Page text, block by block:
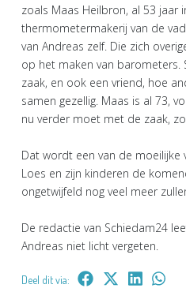
zoals Maas Heilbron, al 53
thermometermakerij van de
van Andreas zelf. Die zich
op het maken van barometers.
zaak, en ook een vriend, hoe
samen gezellig. Maas is al 73,
nu verder moet met de zaak,
Dat wordt een van de moeilijke
Loes en zijn kinderen de
ongetwijfeld nog veel meer
De redactie van Schiedam24
Andreas niet licht vergeten.
Deel dit via: